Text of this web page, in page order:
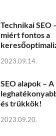
Technikai SEO
miért fontos a
2023.09.14.
SEO alapok – A
és trükkök!
2023.09.20.